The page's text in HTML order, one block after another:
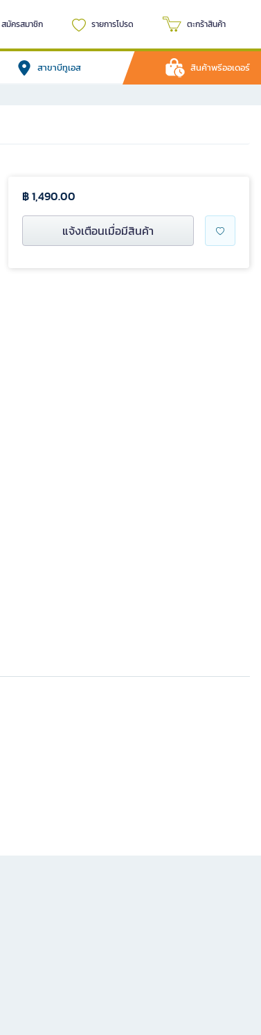
สมัครสมาชิก รายการโปรด ตะกร้าสินค้า
สาขาบีทูเอส สินค้าพรีออเดอร์
฿ 1,490.00
แจ้งเตือนเมื่อมีสินค้า